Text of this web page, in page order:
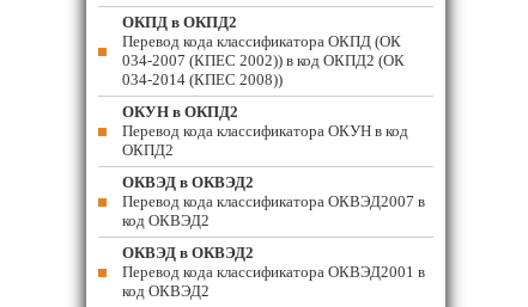
ОКПД в ОКПД2
Перевод кода классификатора ОКПД (ОК
034-2007 (КПЕС 2002)) в код ОКПД2 (ОК
034-2014 (КПЕС 2008))
ОКУН в ОКПД2
Перевод кода классификатора ОКУН в код
ОКПД2
ОКВЭД в ОКВЭД2
Перевод кода классификатора ОКВЭД2007 в
код ОКВЭД2
ОКВЭД в ОКВЭД2
Перевод кода классификатора ОКВЭД2001 в
код ОКВЭД2